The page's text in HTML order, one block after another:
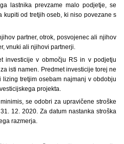
lastnika prevzame malo podjetje, se
kupiti od tretjih oseb, ki niso povezane s
partner, otrok, posvojenec ali njihov
vnuki ali njihovi partnerji.
investicije v območju RS in v podjetju
isti namen. Predmet investicije torej ne
tretjim osebam najmanj v obdobju
projekta.
se odobri za upravičene stroške
12. 2020. Za datum nastanka stroška
razmerja.